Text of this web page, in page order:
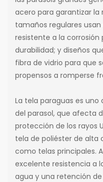
acero para garantizar la
tamaños regulares
resistente a la corrosión
durabilidad; y diseños
fibra de vidrio para que
propensos a romperse
La tela paraguas es
del parasol, que afecta
protección de los rayos
tela de poliéster de alta
como telas principales.
excelente resistencia a
agua y una retención